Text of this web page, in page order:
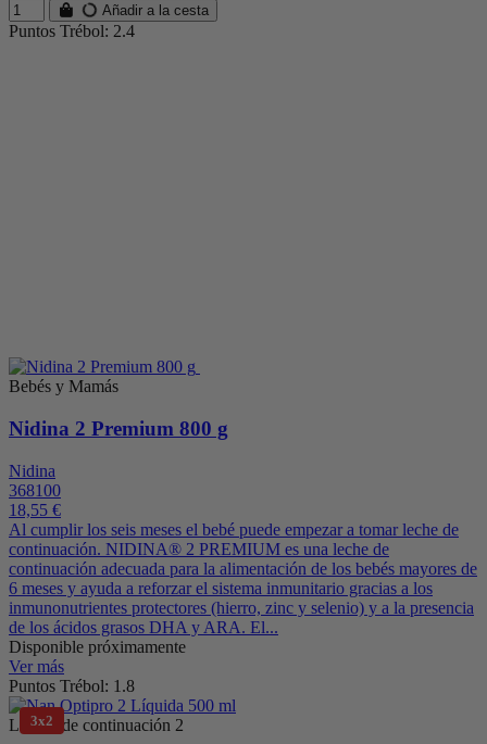
Añadir a la cesta
Puntos Trébol: 2.4
Bebés y Mamás
Nidina 2 Premium 800 g
Nidina
368100
18,55 €
Al cumplir los seis meses el bebé puede empezar a tomar leche de
continuación. NIDINA® 2 PREMIUM es una leche de
continuación adecuada para la alimentación de los bebés mayores de
6 meses y ayuda a reforzar el sistema inmunitario gracias a los
inmunonutrientes protectores (hierro, zinc y selenio) y a la presencia
de los ácidos grasos DHA y ARA. El...
Disponible próximamente
Ver más
Puntos Trébol: 1.8
3x2
Leches de continuación 2